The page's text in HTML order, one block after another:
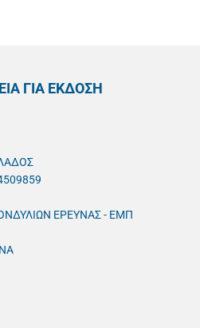
ΓΙΑ ΕΚΔΟΣΗ
ΕΡΕΥΝΑΣ - ΕΜΠ